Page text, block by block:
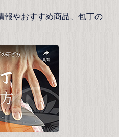
報やおすすめ商品、包丁の